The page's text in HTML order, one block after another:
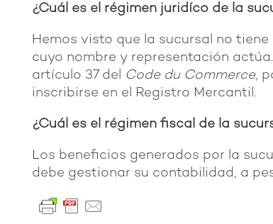
¿Cuál es el régimen juridíco de la
Hemos visto que la sucursal no
cuyo nombre y representación
artículo 37 del Code du Commerce,
inscribirse en el Registro Mercantil.
¿Cuál es el régimen fiscal de la
Los beneficios generados por la
debe gestionar su contabilidad, a